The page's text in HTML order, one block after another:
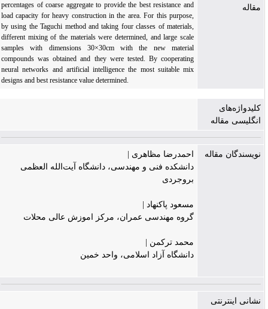
مقاله
percentages of coarse aggregate to provide the best resistance and
load capacity for heavy construction in the area. For this purpose,
by using the Taguchi method and taking four classes of materials,
different mixing of the materials were determined, and large scale
samples with dimensions 30×30cm with the new material
compounds was obtained and they were tested. By cooperating
neural networks and artificial intelligence the most suitable mix
designs and best resistance value determined.
کلیدواژه‌های
انگلیسی مقاله
نویسندگان مقاله
احمدرضا مظاهری |
دانشکده فنی و مهندسی، دانشگاه آیت‌الله العظمی
بروجردی
مسعود پاکنهاد |
گروه مهندسی عمران، مرکز اموزش عالی محلات
محمد ترکمن |
دانشگاه آزاد اسلامی، واحد خمین
نشانی اینترنتی